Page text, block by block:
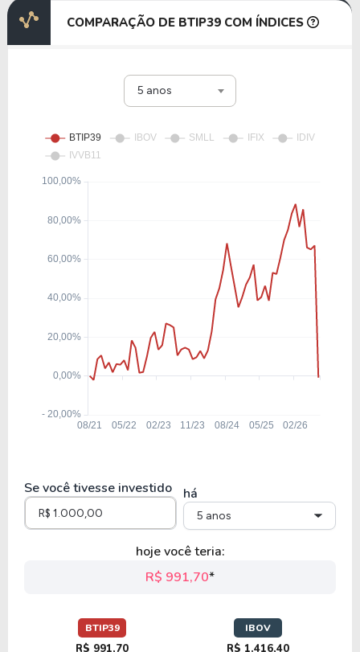
COMPARAÇÃO DE BTIP39 COM ÍNDICES
5 anos
Se você tivesse investido há
5 anos
hoje você teria:
R$ 991,70*
BTIP39
R$ 991,70
IBOV
R$ 1.416,40